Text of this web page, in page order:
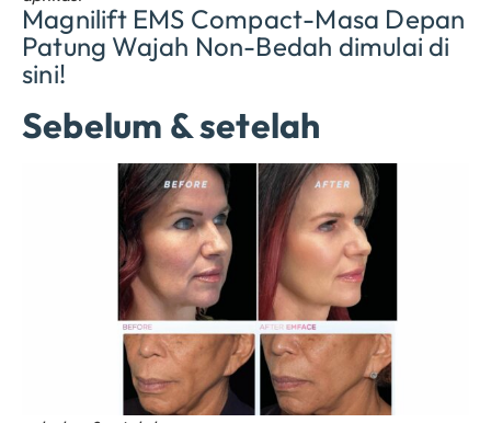
Magnilift EMS Compact-Masa Depan
Patung Wajah Non-Bedah dimulai di
sini!
Sebelum & setelah